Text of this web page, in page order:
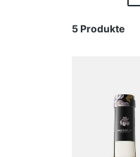
5 Produkte